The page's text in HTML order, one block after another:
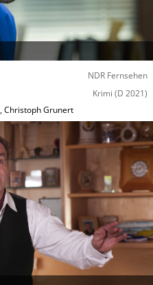
NDR Fernsehen
Krimi (D 2021)
,Christoph Grunert